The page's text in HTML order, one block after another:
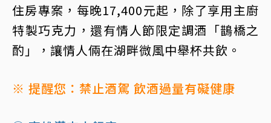
住房專案，每晚17,400元起，除了享用主廚
特製巧克力，還有情人節限定調酒「鵲橋之
酌」，讓情人倆在湖畔微風中舉杯共飲。
※ 提醒您：禁止酒駕 飲酒過量有礙健康